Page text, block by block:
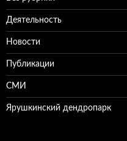
Деятельность
Новости
Публикации
СМИ
Ярушкинский дендропарк